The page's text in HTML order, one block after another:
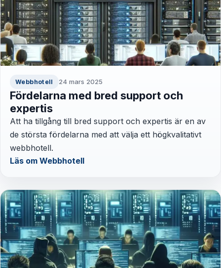
Webbhotell 24 mars 2025
Fördelarna med bred support och
expertis
Att ha tillgång till bred support och expertis är en av
de största fördelarna med att välja ett högkvalitativt
webbhotell.
Läs om Webbhotell